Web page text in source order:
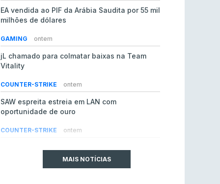
EA vendida ao PIF da Arábia Saudita por 55 mil
milhões de dólares
GAMING ontem
jL chamado para colmatar baixas na Team
Vitality
COUNTER-STRIKE ontem
SAW espreita estreia em LAN com
oportunidade de ouro
COUNTER-STRIKE ontem
do Counter-Strike 2MAIS NOTÍCIAS